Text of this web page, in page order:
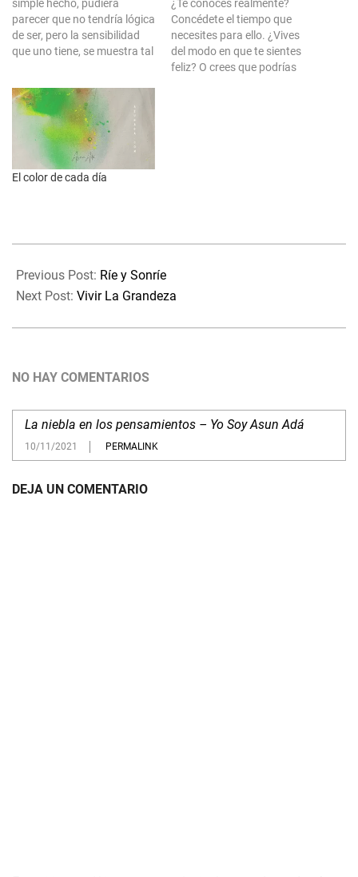
simple hecho, pudiera
parecer que no tendría lógica
de ser, pero la sensibilidad
que uno tiene, se muestra tal
veces, de las que pudieses
pensar que te podrían
ocurrir. Y es que el Alma está
¿Te conoces realmente?
Concédete el tiempo que
necesites para ello. ¿Vives
del modo en que te sientes
feliz? O crees que podrías
El color de cada día
08-
05
Previous Post: Ríe y Sonríe
Next Post: Vivir La Grandeza
NO HAY COMENTARIOS
La niebla en los pensamientos – Yo Soy Asun Adá
10/11/2021 PERMALINK
DEJA UN COMENTARIO